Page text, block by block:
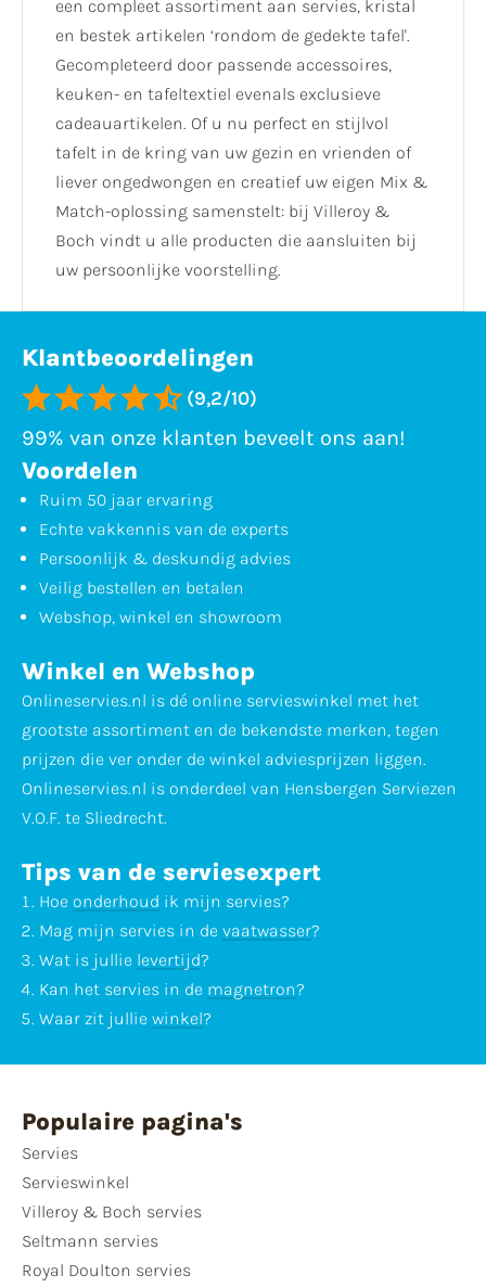
een compleet assortiment aan servies, kristal
en bestek artikelen ‘rondom de gedekte tafel'.
Gecompleteerd door passende accessoires,
keuken- en tafeltextiel evenals exclusieve
cadeauartikelen. Of u nu perfect en stijlvol
tafelt in de kring van uw gezin en vrienden of
liever ongedwongen en creatief uw eigen Mix &
Match-oplossing samenstelt: bij Villeroy &
Boch vindt u alle producten die aansluiten bij
uw persoonlijke voorstelling.
Klantbeoordelingen
(9,2/10)
99% van onze klanten beveelt ons aan!
Voordelen
Ruim 50 jaar ervaring
Echte vakkennis van de experts
Persoonlijk & deskundig advies
Veilig bestellen en betalen
Webshop, winkel en showroom
Winkel en Webshop
Onlineservies.nl is dé online servieswinkel met het
grootste assortiment en de bekendste merken, tegen
prijzen die ver onder de winkel adviesprijzen liggen.
Onlineservies.nl is onderdeel van Hensbergen Serviezen
V.O.F. te Sliedrecht.
Tips van de serviesexpert
Hoe onderhoud ik mijn servies?
Mag mijn servies in de vaatwasser?
Wat is jullie levertijd?
Kan het servies in de magnetron?
Waar zit jullie winkel?
Populaire pagina's
Servies
Servieswinkel
Villeroy & Boch servies
Seltmann servies
Royal Doulton servies